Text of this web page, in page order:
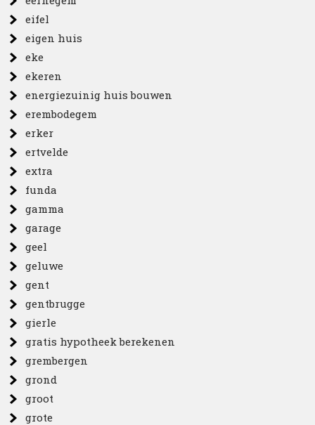
eifel
eigen huis
eke
ekeren
energiezuinig huis bouwen
erembodegem
erker
ertvelde
extra
funda
gamma
garage
geel
geluwe
gent
gentbrugge
gierle
gratis hypotheek berekenen
grembergen
grond
groot
grote